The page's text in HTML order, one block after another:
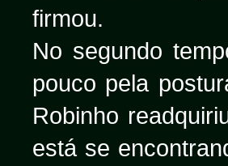
firmou.
No segundo
pouco pela
Robinho
está se